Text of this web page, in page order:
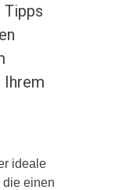
Tipps
Ihrem
ideale
die einen